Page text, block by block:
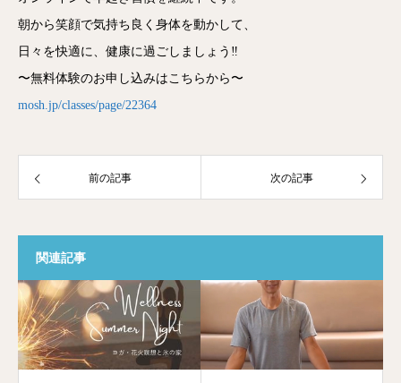
朝から笑顔で気持ち良く身体を動かして、
日々を快適に、健康に過ごしましょう‼️
〜無料体験のお申し込みはこちらから〜
mosh.jp/classes/page/22364
前の記事 次の記事
関連記事